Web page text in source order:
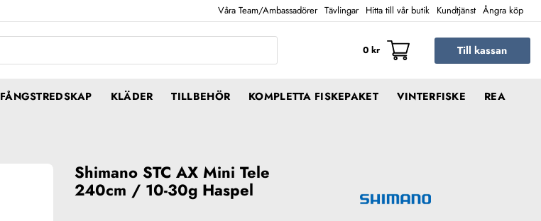
Våra Team/Ambassadörer Tävlingar Hitta till vår butik Kundtjänst Ångra köp
0 kr Till kassan
FÅNGSTREDSKAP KLÄDER TILLBEHÖR KOMPLETTA FISKEPAKET VINTERFISKE REA
Shimano STC AX Mini Tele
240cm / 10-30g Haspel